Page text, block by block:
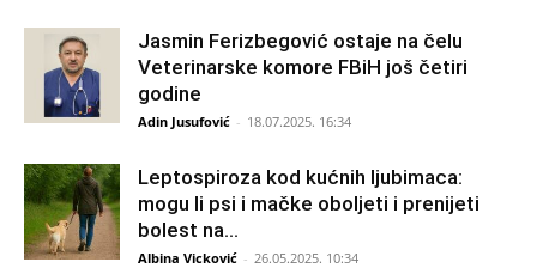
Jasmin Ferizbegović ostaje na čelu
Veterinarske komore FBiH još četiri
godine
Adin Jusufović - 18.07.2025. 16:34
Leptospiroza kod kućnih ljubimaca:
mogu li psi i mačke oboljeti i prenijeti
bolest na...
Albina Vicković - 26.05.2025. 10:34